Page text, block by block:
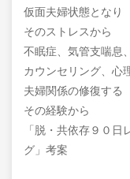
仮面夫婦状態となり
そのストレスから
不眠症、気管支喘息
カウンセリング、心
夫婦関係の修復する
その経験から
「脱・共依存９０
グ」考案